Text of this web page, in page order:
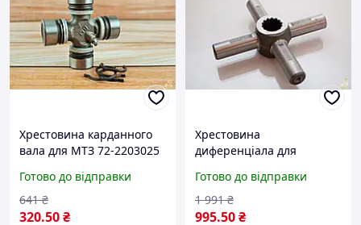
Хрестовина карданного
вала для МТЗ 72-2203025
вашого автомобіля
Готово до відправки
320.50₴
641 ₴
Хрестовина
диференціала для
арт 50-2403062-А2 з
високою міцністю й
надійністю
Готово до відправки
995.50₴
1 991 ₴